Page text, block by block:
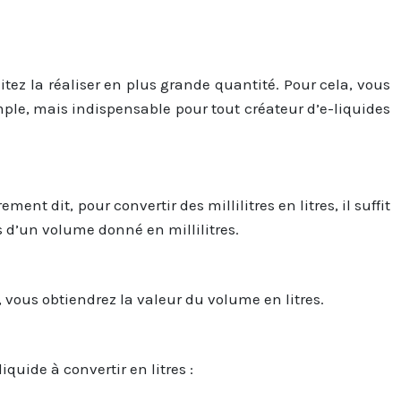
la réaliser en plus grande quantité. Pour cela, vous
mais indispensable pour tout créateur d’e-liquides
dit, pour convertir des millilitres en litres, il suffit
volume donné en millilitres.
obtiendrez la valeur du volume en litres.
à convertir en litres :